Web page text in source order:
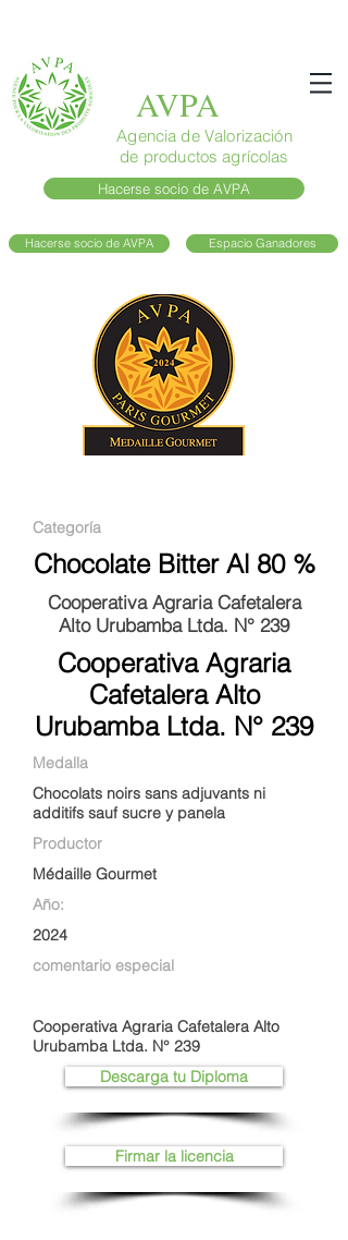
AVPA
Agencia de Valorización
de productos agrícolas
Hacerse socio de AVPA
Hacerse socio de AVPA Espacio Ganadores
Categoría
Chocolate Bitter Al 80 %
Cooperativa Agraria Cafetalera
Alto Urubamba Ltda. N° 239
Cooperativa Agraria
Cafetalera Alto
Urubamba Ltda. N° 239
Medalla
Chocolats noirs sans adjuvants ni
additifs sauf sucre y panela
Productor
Médaille Gourmet
Año:
2024
comentario especial
Cooperativa Agraria Cafetalera Alto
Urubamba Ltda. N° 239
Descarga tu Diploma
Firmar la licencia